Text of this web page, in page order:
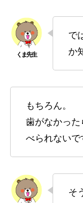
で
か
もちろん。
歯がなかっ
べられないで
そ